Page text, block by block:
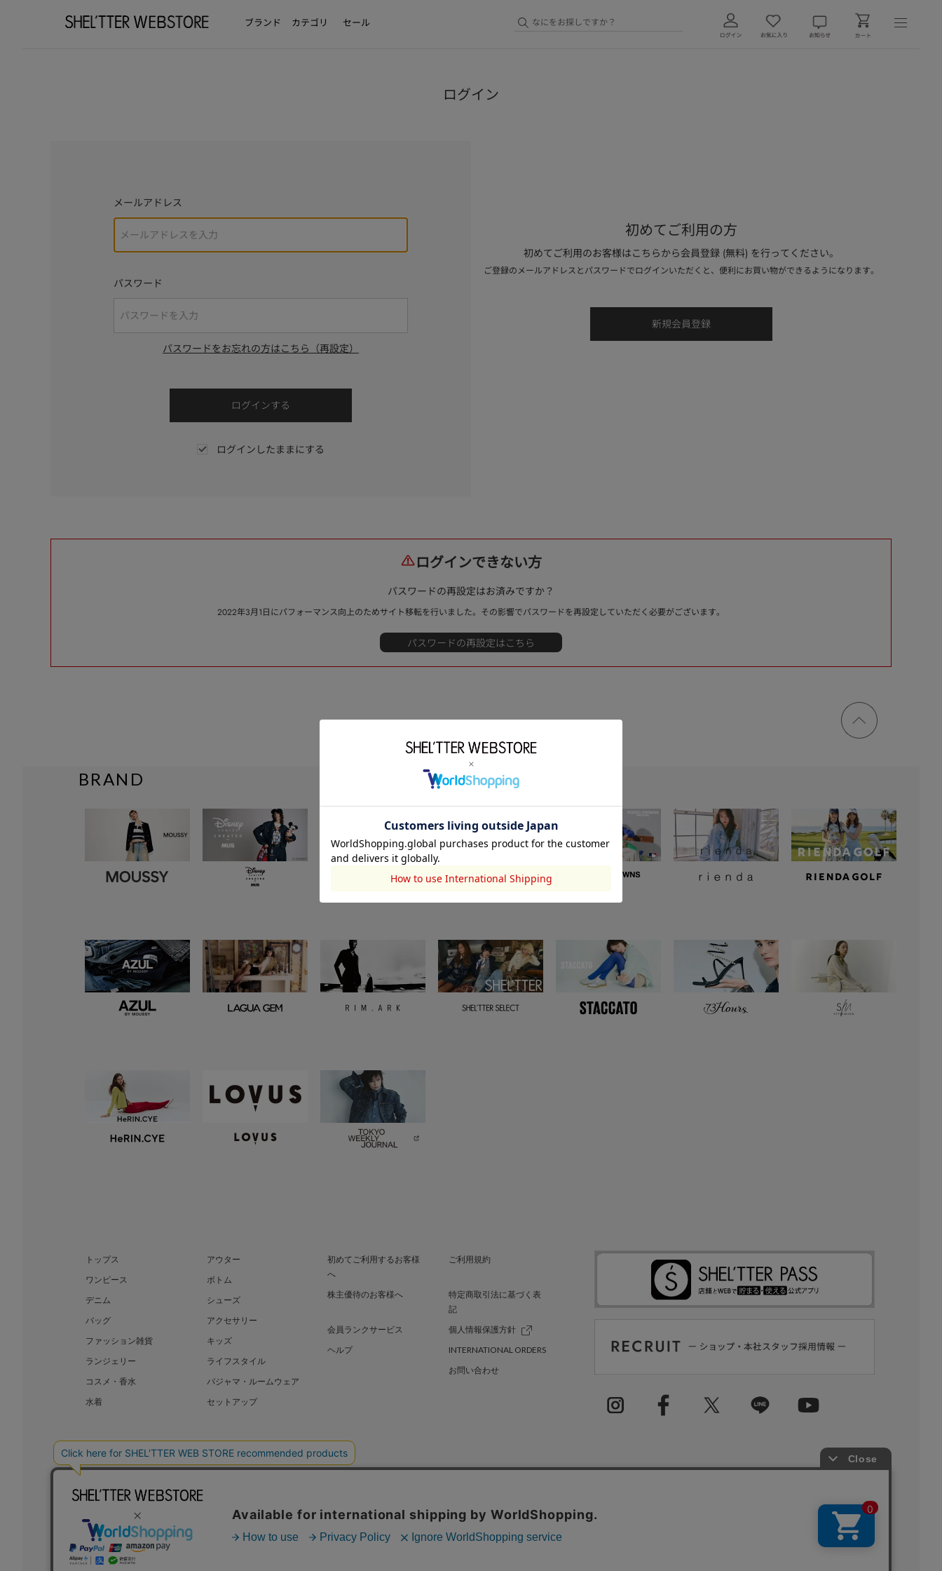
ブランド カテゴリ セール
ログイン
メールアドレス
パスワード
パスワードをお忘れの方はこちら（再設定）
ログインしたままにする
初めてご利用の方
初めてご利用のお客様はこちらから会員登録 (無料) を行ってください。
ご登録のメールアドレスとパスワードでログインいただくと、便利にお買い物ができるようになります。
ログインできない方
パスワードの再設定はお済みですか？
2022年3月1日にパフォーマンス向上のためサイト移転を行いました。その影響でパスワードを再設定していただく必要がございます。
ページ
トップ
BRAND
トップス
アウター
ワンピース
ボトム
デニム
シューズ
バッグ
アクセサリー
ファッション雑貨
キッズ
ランジェリー
ライフスタイル
コスメ・香水
パジャマ・ルームウェア
水着
セットアップ
初めてご利用するお客様
へ
ご利用規約
株主優待のお客様へ
特定商取引法に基づく表
記
会員ランクサービス
個人情報保護方針
ヘルプ
INTERNATIONAL ORDERS
お問い合わせ
BAROQUE JAPAN LIMITED SHEL’TTER GREEN 採用情報
COPYRIGHT © BAROQUE JAPAN LIMITED ALL RIGHTS RESERVED.